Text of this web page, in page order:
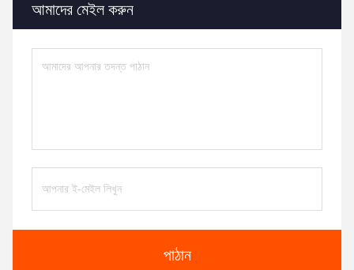
আমাদের মেইল ​​করুন
পাঠান